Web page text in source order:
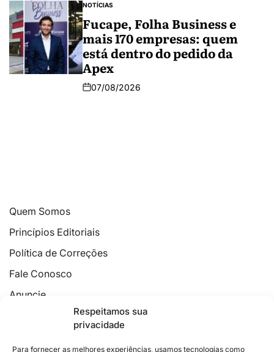
Respeitamos sua
privacidade
Para fornecer as melhores experiências, usamos tecnologias como
NOTÍCIAS
Fucape, Folha Business e
mais 170 empresas: quem
está dentro do pedido da
Apex
07/08/2026
Quem Somos
Princípios Editoriais
Política de Correções
Fale Conosco
Anuncie
Política de Cookies